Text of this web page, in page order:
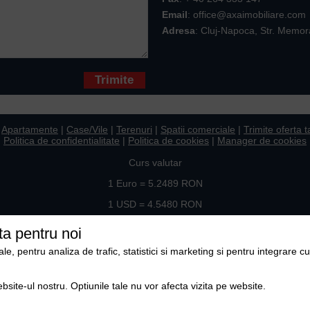
Email: office@axaimobiliare.com
Adresa: Cluj-Napoca, Str.
Apartamente | Case/Vile | Terenuri | Spatii comerciale | Trimite oferta
Politica de confidentialitate | Politica de cookies | Manager de cookies
Curs valutar
1 Euro = 5.2489 RON
1 USD = 4.5480 RON
pentru noi
pentru analiza de trafic, statistici si marketing si pentru integrare
ul nostru. Optiunile tale nu vor afecta vizita pe website.